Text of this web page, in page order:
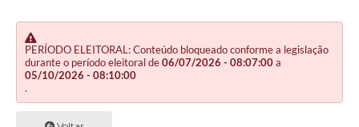
PERÍODO ELEITORAL: Conteúdo bloqueado conforme a legislação
durante o período eleitoral de06/07/2026 - 08:07:00a
05/10/2026 - 08:10:00
.